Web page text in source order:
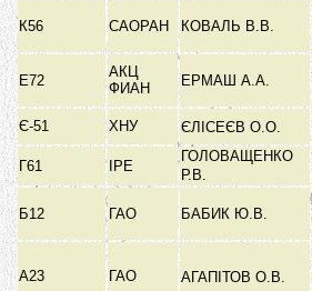
К56 САОРАН КОВАЛЬ В.В.
Е72
АКЦ
ФИАН
ЕРМАШ А.А.
Є-51
ХНУ ЄЛІСЕЄВ О.О.
Г61
ІРЕ
ГОЛОВАЩЕНКО
Р.В.
Б12 ГАО БАБИК Ю.В.
А23 ГАО АГАПІТОВ О.В.